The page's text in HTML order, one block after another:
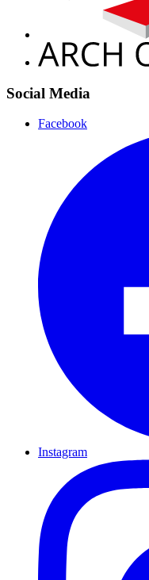
Social Media
Facebook
Instagram